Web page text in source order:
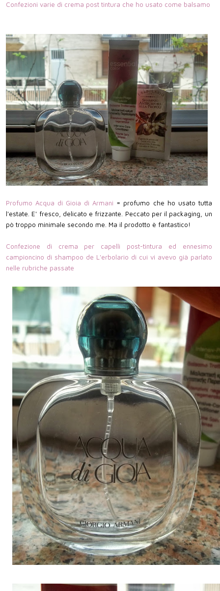
Confezioni varie di crema post tintura che ho usato come balsamo
Profumo Acqua di Gioia di Armani = profumo che ho usato tutta
l'estate. E' fresco, delicato e frizzante. Peccato per il packaging, un
pò troppo minimale secondo me. Ma il prodotto è fantastico!
Confezione di crema per capelli post-tintura ed ennesimo
campioncino di shampoo de L'erbolario di cui vi avevo già parlato
nelle rubriche passate